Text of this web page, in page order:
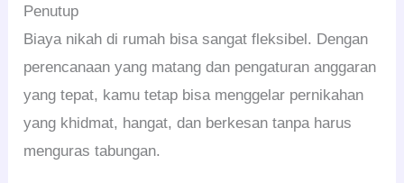
Penutup
Biaya nikah di rumah bisa sangat fleksibel. Dengan
perencanaan yang matang dan pengaturan anggaran
yang tepat, kamu tetap bisa menggelar pernikahan
yang khidmat, hangat, dan berkesan tanpa harus
menguras tabungan.